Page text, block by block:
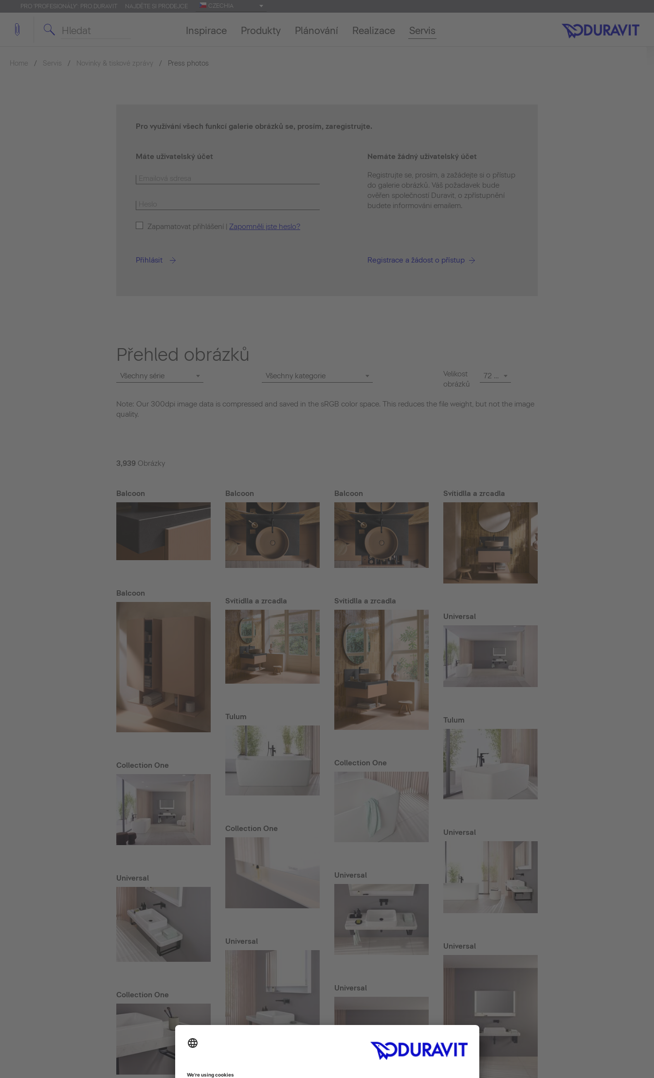
PRO 'PROFESIONÁLY': PRO.DURAVIT NAJDĚTE SI PRODEJCE CZECHIA
Inspirace Produkty Plánování Realizace Servis
Home Servis Novinky & tiskové zprávy Press photos
Pro využívání všech funkcí galerie obrázků se, prosím, zaregistrujte.
Máte uživatelský účet
Zapamatovat přihlášení | Zapomněli jste heslo?
Nemáte žádný uživatelský účet
Registrujte se, prosím, a zažádejte si o přístup
do galerie obrázků. Váš požadavek bude
ověřen společností Duravit, o zpřístupnění
budete informováni emailem.
Přihlásit Registrace a žádost o přístup
Přehled obrázků
Všechny série Všechny kategorie
Velikost
obrázků
72 dpi
Note: Our 300dpi image data is compressed and saved in the sRGB color space. This reduces the file weight, but not the image
quality.
3,939 Obrázky
Balcoon
Balcoon
Collection One
Universal
Collection One
Balcoon
Svítidlla a zrcadla
Tulum
Collection One
Universal
Balcoon
Svítidlla a zrcadla
Collection One
Universal
Universal
Svítidlla a zrcadla
Universal
Tulum
Universal
Universal